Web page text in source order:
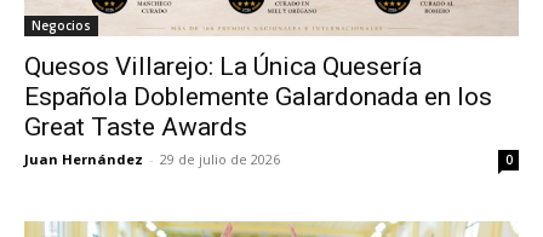
Negocios
Quesos Villarejo: La Única Quesería
Española Doblemente Galardonada en los
Great Taste Awards
Juan Hernández - 29 de julio de 2026 0